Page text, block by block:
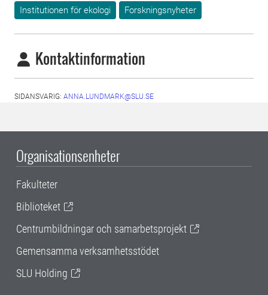
Institutionen för ekologi Forskningsnyheter
Kontaktinformation
SIDANSVARIG: ANNA.LUNDMARK@SLU.SE
Organisationsenheter
Fakulteter
Biblioteket
Centrumbildningar och samarbetsprojekt
Gemensamma verksamhetsstödet
SLU Holding